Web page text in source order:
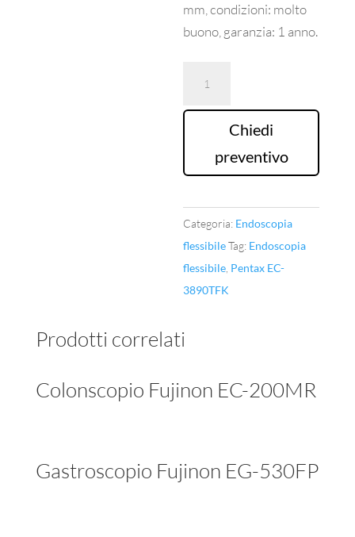
mm, condizioni: molto
buono, garanzia: 1 anno.
EC-
3890TFK
quantità
Chiedi
preventivo
Categoria: Endoscopia
flessibileTag: Endoscopia
flessibile Pentax EC-
3890TFK
Prodotti correlati
Colonscopio Fujinon EC-200MR
Gastroscopio Fujinon EG-530FP